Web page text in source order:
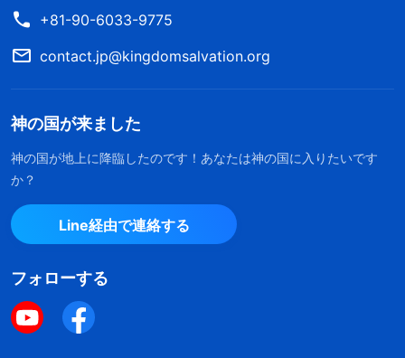
+81-90-6033-9775
contact.jp@kingdomsalvation.org
神の国が来ました
神の国が地上に降臨したのです！あなたは神の国に入りたいです
か？
Line経由で連絡する
フォローする